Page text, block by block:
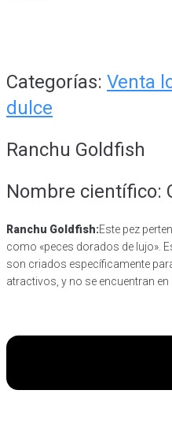
Categorías: Venta
dulce
Ranchu Goldfish
Nombre científico:
Ranchu Goldfish:Este pez
como «peces dorados de lujo».
son criados específicamente
atractivos, y no se encuentran en